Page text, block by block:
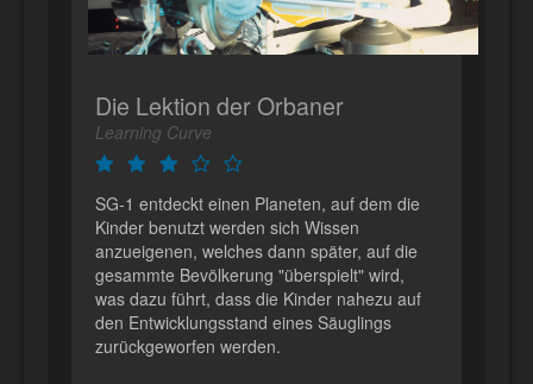
Die Lektion der Orbaner
Learning Curve
SG-1 entdeckt einen Planeten, auf dem die
Kinder benutzt werden sich Wissen
anzueigenen, welches dann später, auf die
gesammte Bevölkerung "überspielt" wird,
was dazu führt, dass die Kinder nahezu auf
den Entwicklungsstand eines Säuglings
zurückgeworfen werden.